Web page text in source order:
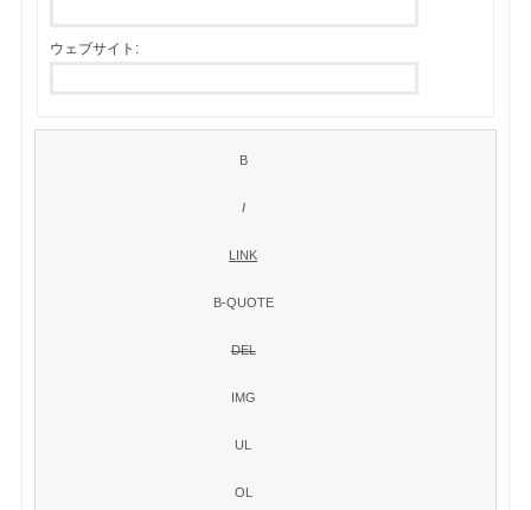
ウェブサイト: